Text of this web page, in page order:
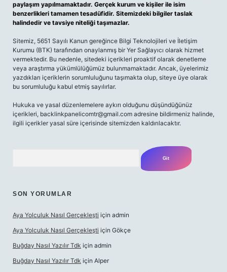
paylaşım yapılmamaktadır. Gerçek kurum ve kişiler ile isim
benzerlikleri tamamen tesadüfidir. Sitemizdeki bilgiler taslak
halindedir ve tavsiye niteliği taşımazlar.
Sitemiz, 5651 Sayılı Kanun gereğince Bilgi Teknolojileri ve İletişim
Kurumu (BTK) tarafından onaylanmış bir Yer Sağlayıcı olarak hizmet
vermektedir. Bu nedenle, sitedeki içerikleri proaktif olarak denetleme
veya araştırma yükümlülüğümüz bulunmamaktadır. Ancak, üyelerimiz
yazdıkları içeriklerin sorumluluğunu taşımakta olup, siteye üye olarak
bu sorumluluğu kabul etmiş sayılırlar.
Hukuka ve yasal düzenlemelere aykırı olduğunu düşündüğünüz
içerikleri, backlinkpanelicomtr@gmail.com adresine bildirmeniz halinde,
ilgili içerikler yasal süre içerisinde sitemizden kaldırılacaktır.
SON YORUMLAR
Aya Yolculuk Nasıl Gerçekleşti için admin
Aya Yolculuk Nasıl Gerçekleşti için Gökçe
Buğday Nasıl Yazılır Tdk için admin
Buğday Nasıl Yazılır Tdk için Alper